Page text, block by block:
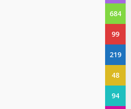
684
99
219
48
94